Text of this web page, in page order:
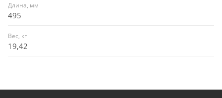
Длина, мм
495
Вес, кг
19,42